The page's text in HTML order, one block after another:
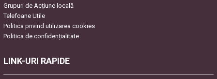
Grupuri de Acțiune locală
Telefoane Utile
Politica privind utilizarea cookies
Politica de confidențialitate
LINK-URI RAPIDE